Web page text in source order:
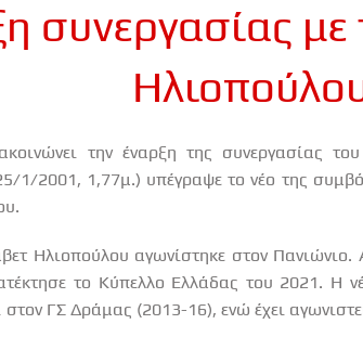
συνεργασίας με
την έναρξη της συνεργασίας
1/2001, 1,77μ.) υπέγραψε το νέο της
Ηλιοπούλου αγωνίστηκε στον
το Κύπελλο Ελλάδας του 2021. Η
στον ΓΣ Δράμας (2013-16), ενώ έχει